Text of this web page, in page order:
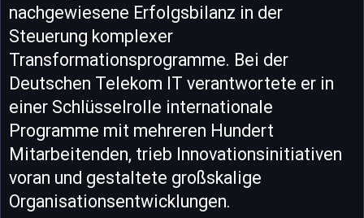
nachgewiesene Erfolgsbilanz in der
Steuerung komplexer
Transformationsprogramme. Bei der
Deutschen Telekom IT verantwortete er in
einer Schlüsselrolle internationale
Programme mit mehreren Hundert
Mitarbeitenden, trieb Innovationsinitiativen
voran und gestaltete großskalige
Organisationsentwicklungen.